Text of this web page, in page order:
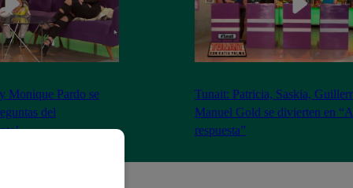
Monique Pardo se
del
Tunait: Patricia, Saskia,
Manuel Gold se divierten en
respuesta”